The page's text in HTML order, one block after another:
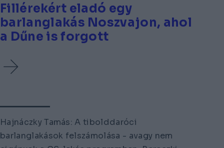
Fillérekért eladó egy
barlanglakás Noszvajon, ahol
a Dűne is forgott
Hajnáczky Tamás: A tibolddaróci
barlanglakások felszámolása - avagy nem